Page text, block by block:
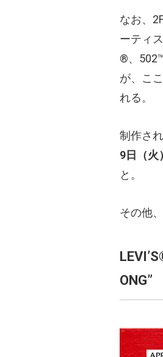
なお、
ーティ
®、
が、こ
れる。
制作さ
9日（火）
と。
その他
ONG”